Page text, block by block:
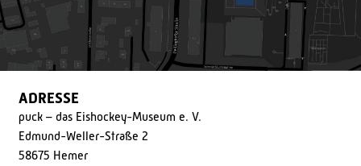
ADRESSE
puck – das Eishockey-Museum e. V.
Edmund-Weller-Straße 2
58675 Hemer